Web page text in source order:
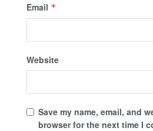
Email *
Website
Save my name, email, and
browser for the next time I